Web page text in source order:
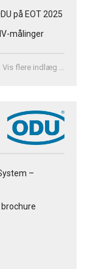
på EOT 2025
målinger
Vis flere indlæg …
–